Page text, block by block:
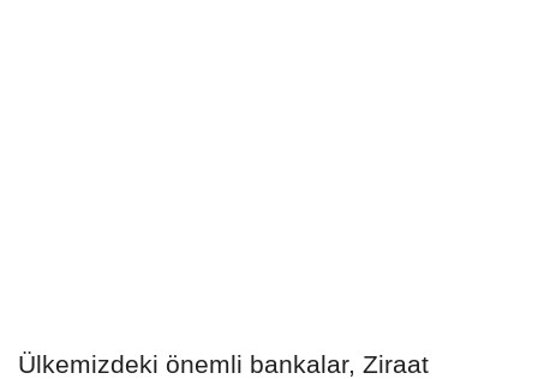
Ülkemizdeki önemli bankalar, Ziraat